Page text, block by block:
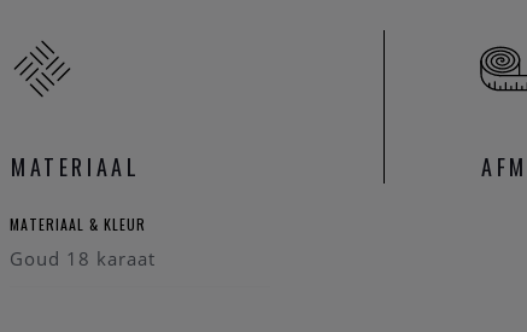
MATERIAAL
MATERIAAL & KLEUR
Goud 18 karaat